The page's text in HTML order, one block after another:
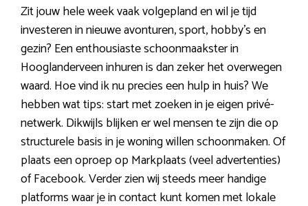
Zit jouw hele week vaak volgepland en wil je tijd
investeren in nieuwe avonturen, sport, hobby’s en
gezin? Een enthousiaste schoonmaakster in
Hooglanderveen inhuren is dan zeker het overwegen
waard. Hoe vind ik nu precies een hulp in huis? We
hebben wat tips: start met zoeken in je eigen privé-
netwerk. Dikwijls blijken er wel mensen te zijn die op
structurele basis in je woning willen schoonmaken. Of
plaats een oproep op Markplaats (veel advertenties)
of Facebook. Verder zien wij steeds meer handige
platforms waar je in contact kunt komen met lokale